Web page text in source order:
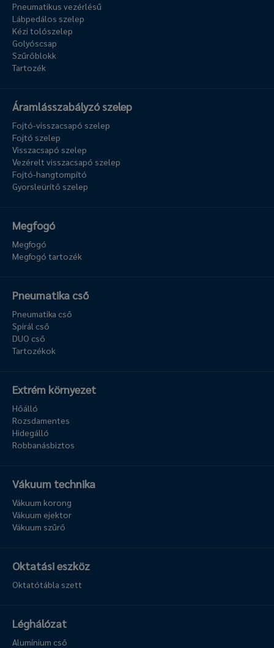
Pneumatikus vezérlésű
Lábpedálos szelep
Kézi tolószelep
Golyóscsap
Szűrőblokk
Tartozék
Áramlásszabályzó szelep
Fojtó-visszacsapó szelep
Fojtó szelep
Visszacsapó szelep
Vezérelt visszacsapó szelep
Fojtó-hangtompító
Gyorsleürítő szelep
Megfogó
Megfogó
Megfogó tartozék
Pneumatika cső
Pneumatika cső
Spirál cső
DUO cső
Tartozékok
Extrém környezet
Hőálló
Rozsdamentes
Hidegálló
Robbanásbiztos
Vákuum technika
Vákuum korong
Vákuum ejektor
Vákuum szűrő
Oktatási eszköz
Oktatótábla szett
Léghálózat
Alumínium cső